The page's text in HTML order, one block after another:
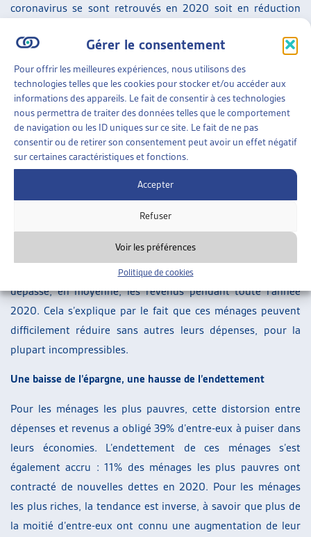
Gérer le consentement
Pour offrir les meilleures expériences, nous utilisons des
technologies telles que les cookies pour stocker et/ou accéder aux
informations des appareils. Le fait de consentir à ces technologies
nous permettra de traiter des données telles que le comportement
de navigation ou les ID uniques sur ce site. Le fait de ne pas
consentir ou de retirer son consentement peut avoir un effet négatif
sur certaines caractéristiques et fonctions.
Accepter
Refuser
Voir les préférences
Politique de cookies
coronavirus se sont retrouvés en 2020 soit en réduction
de revenu de 16’000 et plus, ils sont un sixième à se
retrouver dans cette situation.
Des dépenses incompressibles qui dépassent les revenus
L’étude du KOF se penche aussi sur l’évolution des dépenses
des ménages. Tout d’abord, 50% des ménages indiquent
n’avoir pas moins dépensé que d’habitude. Cela n’empêche
pas une disparité dans les comportements des différents
ménages : les ménages aux revenus les plus bas ont
dépensé en moyenne 12% de moins et ceux aux revenus les
plus haut 16% de moins.
Pour les ménages les plus défavorisés, les dépenses ont
dépassé, en moyenne, les revenus pendant toute l’année
2020. Cela s’explique par le fait que ces ménages peuvent
difficilement réduire sans autres leurs dépenses, pour la
plupart incompressibles.
Une baisse de l’épargne, une hausse de l’endettement
Pour les ménages les plus pauvres, cette distorsion entre
dépenses et revenus a obligé 39% d’entre-eux à puiser dans
leurs économies. L’endettement de ces ménages s’est
également accru : 11% des ménages les plus pauvres ont
contracté de nouvelles dettes en 2020. Pour les ménages
les plus riches, la tendance est inverse, à savoir que plus de
la moitié d’entre-eux ont connu une augmentation de leur